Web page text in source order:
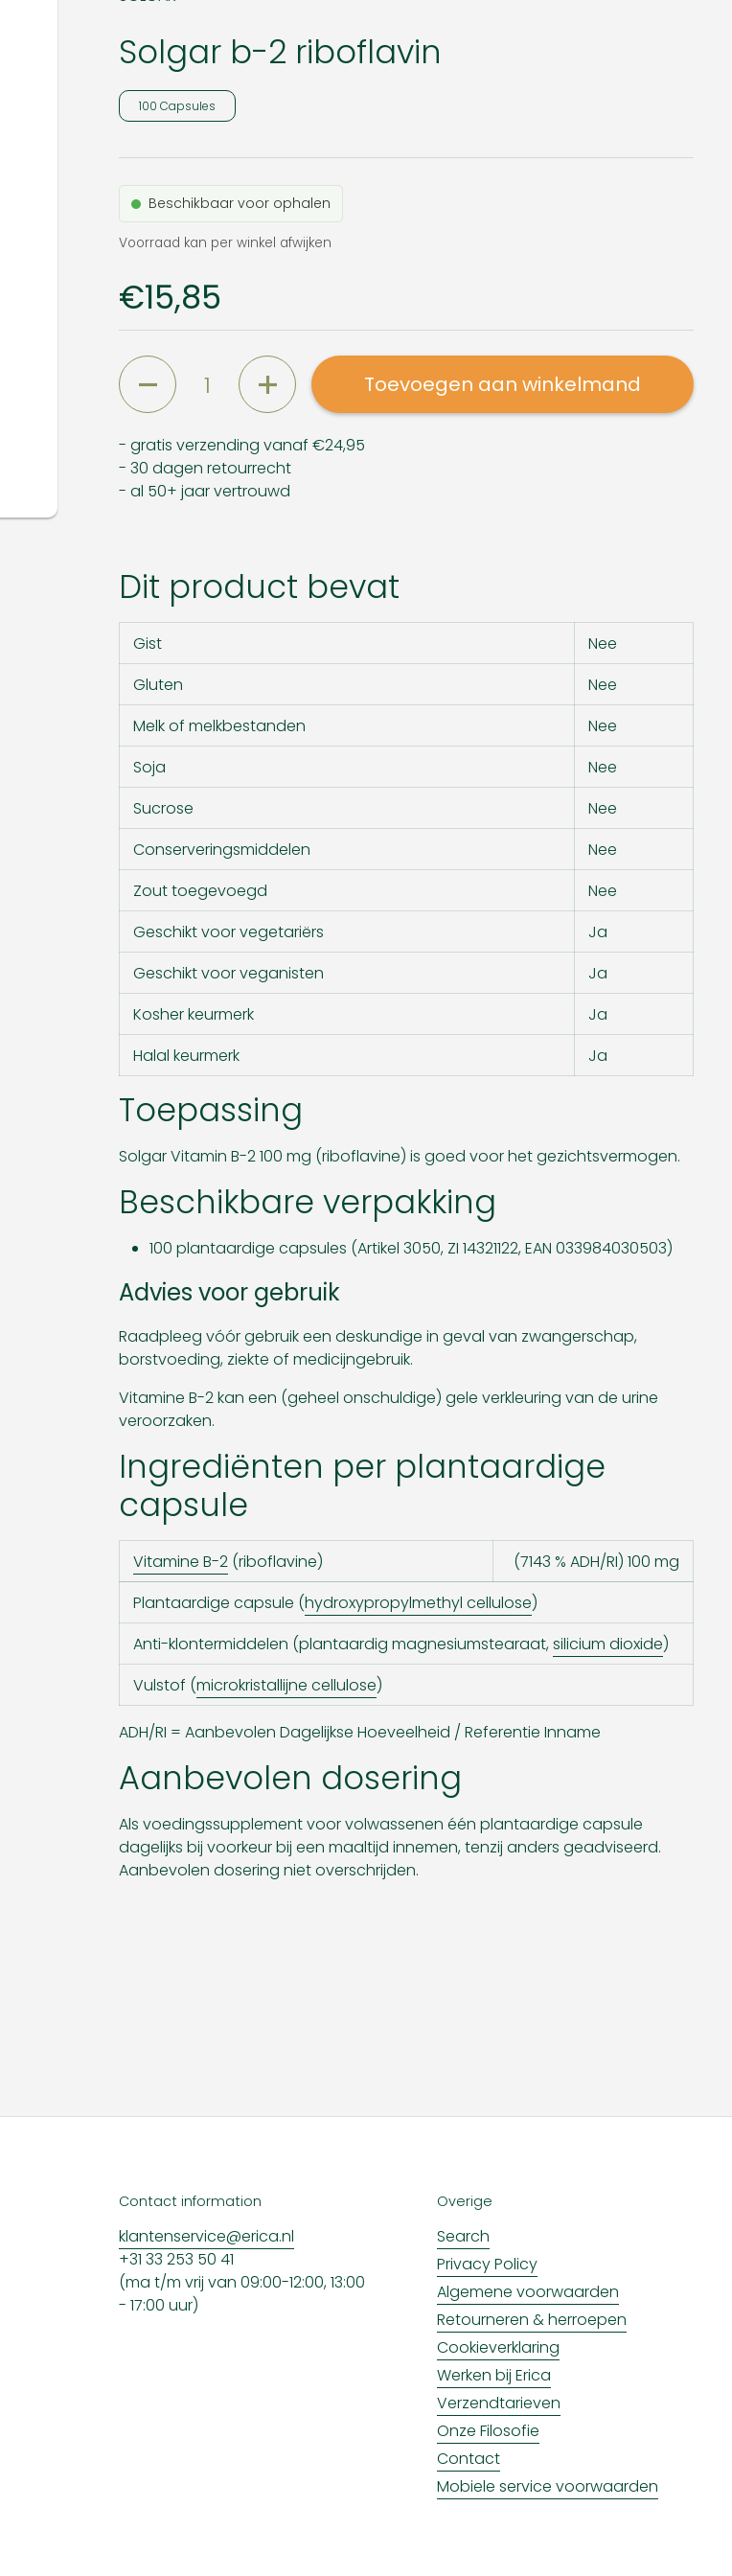
Solgar b-2 riboflavin
100 Capsules
Beschikbaar voor ophalen
Voorraad kan per winkel afwijken
Prijs:
€15,85
Aantal
Toevoegen aan winkelmand
- gratis verzending vanaf €24,95
- 30 dagen retourrecht
- al 50+ jaar vertrouwd
Dit product bevat
Gist
Nee
Gluten
Nee
Melk of melkbestanden
Nee
Soja
Nee
Sucrose
Nee
Conserveringsmiddelen
Nee
Zout toegevoegd
Nee
Geschikt voor vegetariërs
Ja
Geschikt voor veganisten
Ja
Kosher keurmerk
Ja
Halal keurmerk
Ja
Toepassing
Solgar Vitamin B-2 100 mg (riboflavine) is goed voor het gezichtsvermogen.
Beschikbare verpakking
100 plantaardige capsules (Artikel 3050, ZI 14321122, EAN 033984030503)
Advies voor gebruik
Raadpleeg vóór gebruik een deskundige in geval van zwangerschap,
borstvoeding, ziekte of medicijngebruik.
Vitamine B-2 kan een (geheel onschuldige) gele verkleuring van de urine
veroorzaken.
Ingrediënten per plantaardige
capsule
Vitamine B-2 (riboflavine)
(7143 % ADH/RI) 100 mg
Plantaardige capsule (hydroxypropylmethyl cellulose)
Anti-klontermiddelen (plantaardig magnesiumstearaat,silicium dioxide)
Vulstof (microkristallijne cellulose)
ADH/RI = Aanbevolen Dagelijkse Hoeveelheid / Referentie Inname
Aanbevolen dosering
Als voedingssupplement voor volwassenen één plantaardige capsule
dagelijks bij voorkeur bij een maaltijd innemen, tenzij anders geadviseerd.
Aanbevolen dosering niet overschrijden.
Contact information
klantenservice@erica.nl
+31 33 253 50 41
(ma t/m vrij van 09:00-12:00, 13:00
- 17:00 uur)
Overige
Search
Privacy Policy
Algemene voorwaarden
Retourneren & herroepen
Cookieverklaring
Werken bij Erica
Verzendtarieven
Onze Filosofie
Contact
Mobiele service voorwaarden